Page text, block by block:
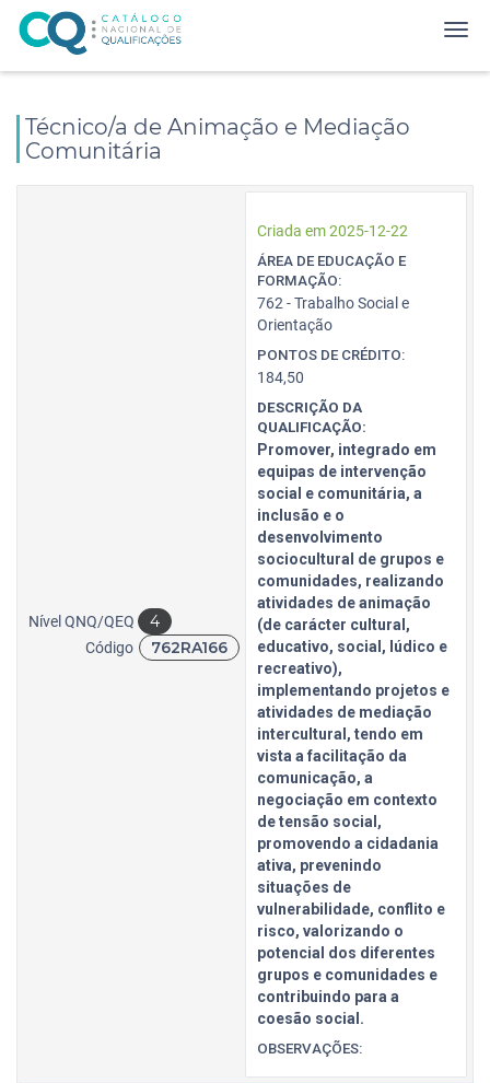
Técnico/a de Animação e Mediação
Comunitária
Nível QNQ/QEQ 4
Código 762RA166
Criada em 2025-12-22
ÁREA DE EDUCAÇÃO E
FORMAÇÃO:
762 - Trabalho Social e
Orientação
PONTOS DE CRÉDITO:
184,50
DESCRIÇÃO DA
QUALIFICAÇÃO:
Promover, integrado em
equipas de intervenção
social e comunitária, a
inclusão e o
desenvolvimento
sociocultural de grupos e
comunidades, realizando
atividades de animação
(de carácter cultural,
educativo, social, lúdico e
recreativo),
implementando projetos e
atividades de mediação
intercultural, tendo em
vista a facilitação da
comunicação, a
negociação em contexto
de tensão social,
promovendo a cidadania
ativa, prevenindo
situações de
vulnerabilidade, conflito e
risco, valorizando o
potencial dos diferentes
grupos e comunidades e
contribuindo para a
coesão social.
OBSERVAÇÕES: